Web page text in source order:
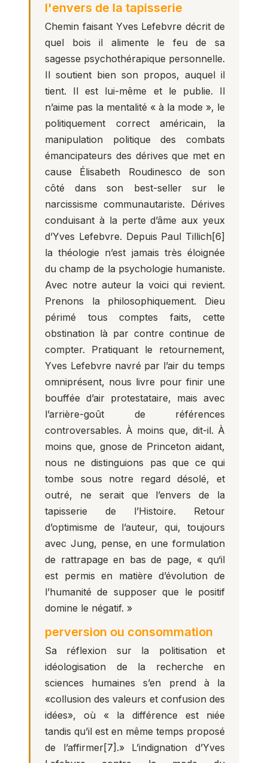
l'envers de la tapisserie
Chemin faisant Yves Lefebvre décrit de
quel bois il alimente le feu de sa
sagesse psychothérapique personnelle.
Il soutient bien son propos, auquel il
tient. Il est lui-même et le publie. Il
n’aime pas la mentalité « à la mode », le
politiquement correct américain, la
manipulation politique des combats
émancipateurs des dérives que met en
cause Élisabeth Roudinesco de son
côté dans son best-seller sur le
narcissisme communautariste. Dérives
conduisant à la perte d’âme aux yeux
d’Yves Lefebvre. Depuis Paul Tillich[6]
la théologie n’est jamais très éloignée
du champ de la psychologie humaniste.
Avec notre auteur la voici qui revient.
Prenons la philosophiquement. Dieu
périmé tous comptes faits, cette
obstination là par contre continue de
compter. Pratiquant le retournement,
Yves Lefebvre navré par l’air du temps
omniprésent, nous livre pour finir une
bouffée d’air protestataire, mais avec
l’arrière-goût de références
controversables. À moins que, dit-il. À
moins que, gnose de Princeton aidant,
nous ne distinguions pas que ce qui
tombe sous notre regard désolé, et
outré, ne serait que l’envers de la
tapisserie de l’Histoire. Retour
d’optimisme de l’auteur, qui, toujours
avec Jung, pense, en une formulation
de rattrapage en bas de page, « qu‘il
est permis en matière d’évolution de
l’humanité de supposer que le positif
domine le négatif. »
perversion ou consommation
Sa réflexion sur la politisation et
idéologisation de la recherche en
sciences humaines s’en prend à la
«collusion des valeurs et confusion des
idées», où « la différence est niée
tandis qu’il est en même temps proposé
de l’affirmer[7] .» L’indignation d’Yves